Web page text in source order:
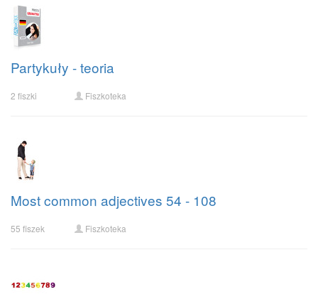
Partykuły - teoria
2 fiszki Fiszkoteka
Most common adjectives 54 - 108
55 fiszek Fiszkoteka